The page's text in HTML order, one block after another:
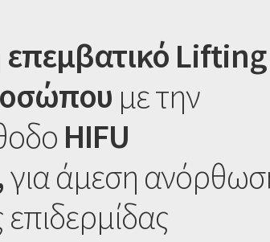
Lifting
με την
HIFU
για άμεση
επιδερμίδας